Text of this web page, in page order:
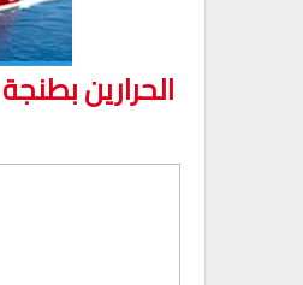
الحرارين